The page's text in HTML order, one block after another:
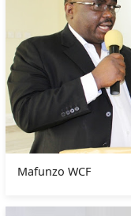
Mafunzo WCF